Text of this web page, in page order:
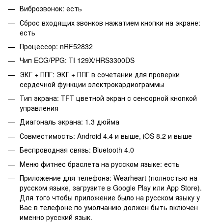
Виброзвонок: есть
Сброс входящих звонков нажатием кнопки на экране:
есть
Процессор: nRF52832
Чип ECG/PPG: TI 129X/HRS3300DS
ЭКГ + ППГ: ЭКГ + ППГ в сочетании для проверки
сердечной функции электрокардиограммы
Тип экрана: TFT цветной экран с сенсорной кнопкой
управления
Диагональ экрана: 1.3 дюйма
Совместимость: Android 4.4 и выше, iOS 8.2 и выше
Беспроводная связь: Bluetooth 4.0
Меню фитнес браслета на русском языке: есть
Приложение для телефона: Wearheart (полностью на
русском языке, загрузите в Google Play или App Store).
Для того чтобы приложение было на русском языку у
Вас в телефоне по умолчанию должен быть включён
именно русский язык.